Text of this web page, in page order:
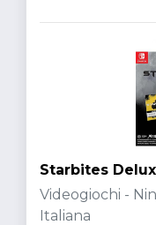
Starbites
Videogiochi -
Italiana